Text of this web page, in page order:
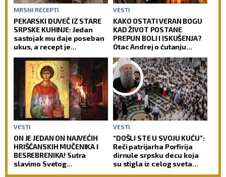
MRSNI RECEPTI
PEKARSKI ĐUVEČ IZ STARE
SRPSKE KUHINJE: Jedan
sastojak mu daje poseban
ukus, a recept je
mislite
VESTI
KAKO OSTATI VERAN BOGU
KAD ŽIVOT POSTANE
PREPUN BOLI I ISKUŠENJA?
Otac Andrej o ćutanju
VESTI
ON JE JEDAN ON NAJVEĆIH
HRIŠĆANSKIH MUČENIKA I
BESREBRENIKA! Sutra
slavimo Svetog
VESTI
“DOŠLI STE U SVOJU KUĆU”:
Reči patrijarha Porfirija
dirnule srpsku decu koja
su stigla iz celog sveta